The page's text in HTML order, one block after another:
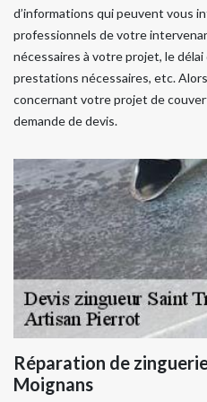
d’informations qui peuvent vous
professionnels de votre
nécessaires à votre projet, le
prestations nécessaires, etc.
concernant votre projet de
demande de devis.
Réparation de
Moignans